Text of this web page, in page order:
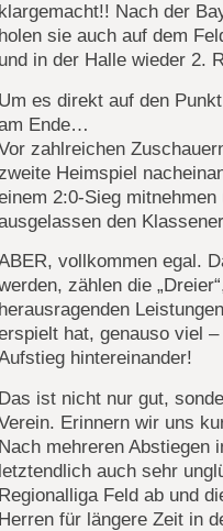
klargemacht!! Nach der
holen sie auch auf dem
und in der Halle wieder 2.
Um es direkt auf den
Ende…
zahlreichen
Heimspiel
2:0-Sieg
den
vollkommen egal.
zählen die
herausragenden
hat, genauso viel
hintereinander!
Das ist nicht nur gut,
Erinnern wir uns
Nach mehreren Abstiegen
letztendlich auch sehr
Regionalliga Feld ab und
Herren für längere Zeit in